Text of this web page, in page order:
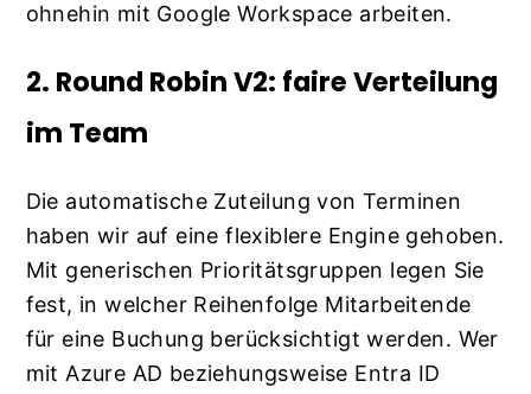
ohnehin mit Google Workspace arbeiten.
2. Round Robin V2: faire Verteilung
im Team
Die automatische Zuteilung von Terminen
haben wir auf eine flexiblere Engine gehoben.
Mit generischen Prioritätsgruppen legen Sie
fest, in welcher Reihenfolge Mitarbeitende
für eine Buchung berücksichtigt werden. Wer
mit Azure AD beziehungsweise Entra ID